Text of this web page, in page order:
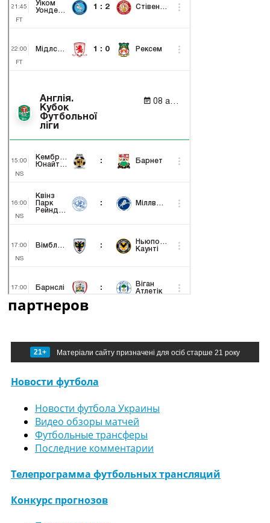
партнеров
21+ Матеріали сайту призначені для осіб старше 21 року
Новости футбола
Новости футбола Украины
Видео обзоры матчей
Футбольные трансферы
Последние комментарии
Телепрограмма футбольных трансляций
Конкурс прогнозов